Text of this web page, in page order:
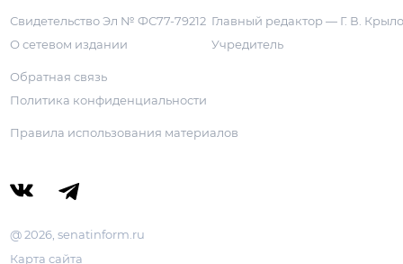
Свидетельство Эл № ФС77-79212
О сетевом издании
Главный редактор — Г. В.
Учредитель
Обратная связь
Политика конфиденциальности
Правила использования материалов
@ 2026, senatinform.ru
Карта сайта